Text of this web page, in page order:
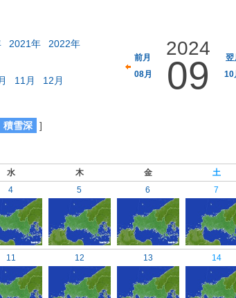
翌
10
2024
09
前月
08月
2021年
2022年
11月
12月
積雪深 ]
水 木 金
土
4 5 6 7
11 12 13 14